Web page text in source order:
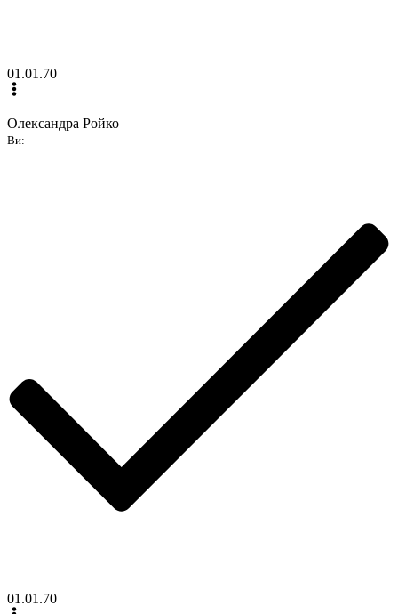
01.01.70
Олександра Ройко
Ви:
01.01.70